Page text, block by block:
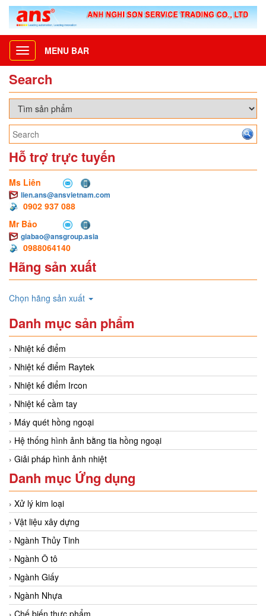
Toggle
navigation
MENU BAR
Search
Hỗ trợ trực tuyến
Ms Liên
lien.ans@ansvietnam.com
0902 937 088
Mr Bảo
giabao@ansgroup.asia
0988064140
Hãng sản xuất
Chọn hãng sản xuất
Danh mục sản phẩm
Nhiệt kế điểm
Nhiệt kế điểm Raytek
Nhiệt kế điểm Ircon
Nhiệt kế cầm tay
Máy quét hồng ngoại
Hệ thống hình ảnh bằng tia hồng ngoại
Giải pháp hình ảnh nhiệt
Danh mục Ứng dụng
Xử lý kim loại
Vật liệu xây dựng
Ngành Thủy Tinh
Ngành Ô tô
Ngành Giấy
Ngành Nhựa
Chế biến thực phẩm